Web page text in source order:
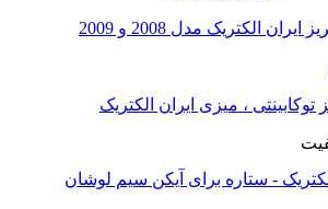
ایران الکتریک مدل 2008 و 2009
توکابینتی ، میزی ایران الکتریک
سیم لوشان